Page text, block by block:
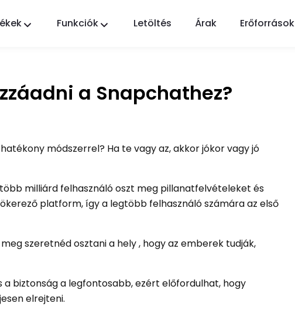
FlashGet Finder
Funkciók Letöltés Árak Erőforrások
a Snapchathez?
hatékony módszerrel? Ha te vagy az, akkor jókor vagy jó
milliárd felhasználó oszt meg pillanatfelvételeket és
platform, így a legtöbb felhasználó számára az első
szeretnéd osztani a hely , hogy az emberek tudják,
a biztonság a legfontosabb, ezért előfordulhat, hogy
elrejteni.